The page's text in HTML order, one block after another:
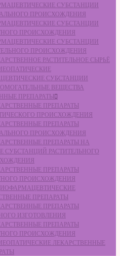
СУБСТАНЦИИ
ПРОИСХОЖДЕНИЯ
СУБСТАНЦИИ
ПРОИСХОЖДЕНИЯ
СУБСТАНЦИИ
ПРОИСХОЖДЕНИЯ
РАСТИТЕЛЬНОЕ СЫРЬЁ
СУБСТАНЦИИ
ВЕЩЕСТВА
ПРЕПАРАТЫ
ПРЕПАРАТЫ
ПРОИСХОЖДЕНИЯ
ПРЕПАРАТЫ
ПРОИСХОЖДЕНИЯ
ПРЕПАРАТЫ НА
СУБСТАНЦИЙ РАСТИТЕЛЬНОГО
ПРЕПАРАТЫ
ПРОИСХОЖДЕНИЯ
ПРЕПАРАТЫ
ПРЕПАРАТЫ
ИЗГОТОВЛЕНИЯ
ПРЕПАРАТЫ
ПРОИСХОЖДЕНИЯ
ЛЕКАРСТВЕННЫЕ